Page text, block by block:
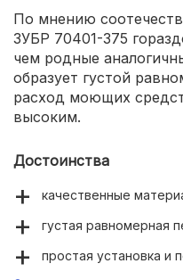
По мнению
ЗУБР 70401-375
чем родные
образует густой
расход моющих
высоким.
Достоинства
качественные
густая равномерная
простая установка и